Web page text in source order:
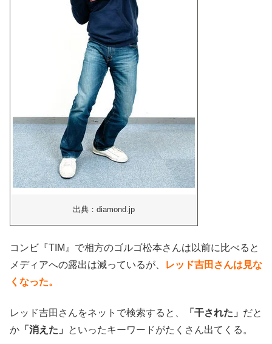
出典：diamond.jp
コンビ『TIM』で相方のゴルゴ松本さんは以前に比べると
メディアへの露出は減っているが、
レッド吉田さんは見な
くなった。
レッド吉田さんをネットで検索すると、 「干された」 だと
か 「消えた」 といったキーワードがたくさん出てくる。